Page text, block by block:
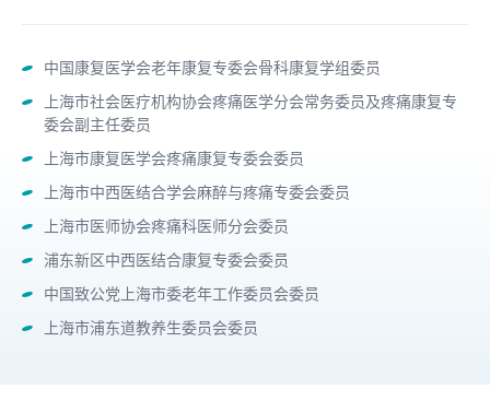
中国康复医学会老年康复专委会骨科康复学组委员
上海市社会医疗机构协会疼痛医学分会常务委员及疼痛康复专
委会副主任委员
上海市康复医学会疼痛康复专委会委员
上海市中西医结合学会麻醉与疼痛专委会委员
上海市医师协会疼痛科医师分会委员
浦东新区中西医结合康复专委会委员
中国致公党上海市委老年工作委员会委员
上海市浦东道教养生委员会委员